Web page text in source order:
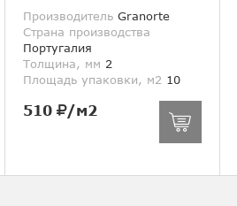
Производитель Granorte
Страна производства
Португалия
Толщина, мм 2
Площадь упаковки, м2 10
510 /м2